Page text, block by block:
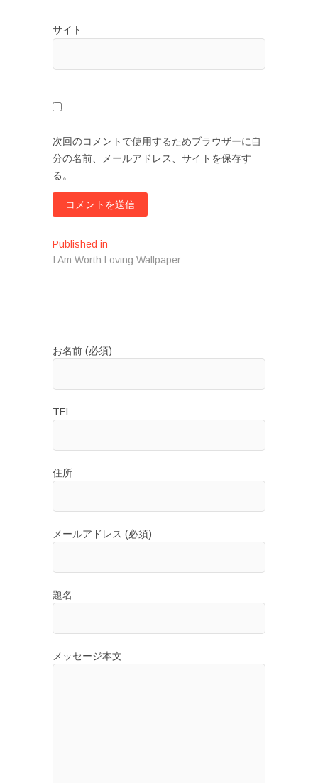
サイト
次回のコメントで使用するためブラウザーに自
分の名前、メールアドレス、サイトを保存す
る。
投
稿
ー
シ
ョ
Published in
I Am Worth Loving Wallpaper
お名前 (必須)
TEL
住所
メールアドレス (必須)
題名
メッセージ本文